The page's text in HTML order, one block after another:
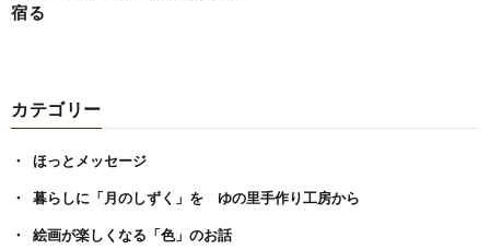
宿る
カテゴリー
ほっとメッセージ
暮らしに「月のしずく」を ゆの里手作り工房から
絵画が楽しくなる「色」のお話